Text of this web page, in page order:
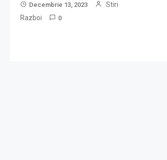
Decembrie 13, 2023
Stiri
Razboi
0